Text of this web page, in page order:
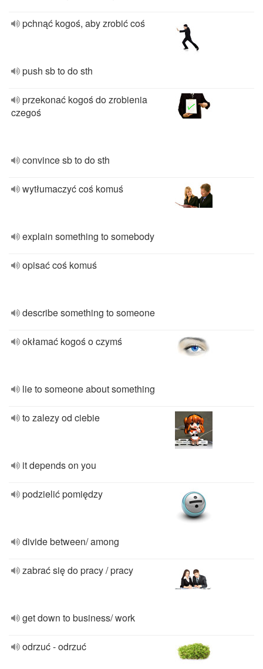
pchnąć kogoś, aby zrobić coś
push sb to do sth
przekonać kogoś do zrobienia
czegoś
convince sb to do sth
wytłumaczyć coś komuś
explain something to somebody
opisać coś komuś
describe something to someone
okłamać kogoś o czymś
lie to someone about something
to zalezy od ciebie
it depends on you
podzielić pomiędzy
divide between/ among
zabrać się do pracy / pracy
get down to business/ work
odrzuć - odrzuć